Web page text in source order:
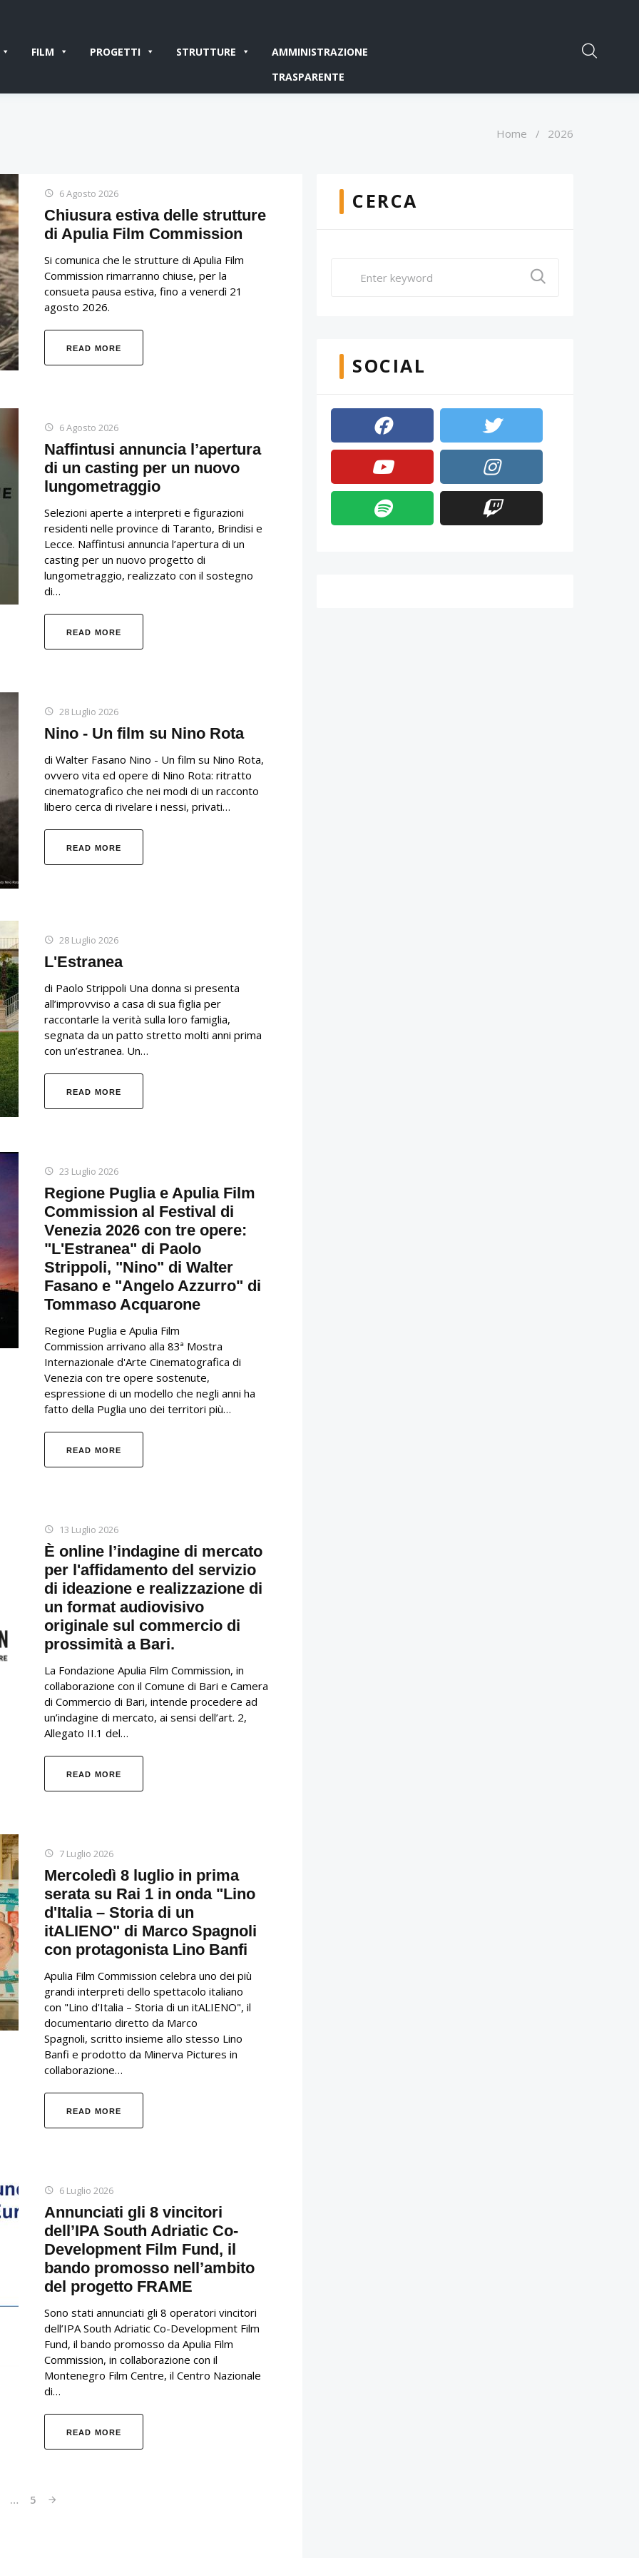
FILM PROGETTI STRUTTURE
AMMINISTRAZIONE
TRASPARENTE
Home / 2026
6 Agosto 2026
Chiusura estiva delle strutture
di Apulia Film Commission
Si comunica che le strutture di Apulia Film
Commission rimarranno chiuse, per la
consueta pausa estiva, fino a venerdì 21
agosto 2026.
READ MORE
6 Agosto 2026
Naffintusi annuncia l’apertura
di un casting per un nuovo
lungometraggio
Selezioni aperte a interpreti e figurazioni
residenti nelle province di Taranto, Brindisi e
Lecce. Naffintusi annuncia l’apertura di un
casting per un nuovo progetto di
lungometraggio, realizzato con il sostegno
di…
READ MORE
28 Luglio 2026
Nino - Un film su Nino Rota
di Walter Fasano Nino - Un film su Nino Rota,
ovvero vita ed opere di Nino Rota: ritratto
cinematografico che nei modi di un racconto
libero cerca di rivelare i nessi, privati…
READ MORE
28 Luglio 2026
L'Estranea
di Paolo Strippoli Una donna si presenta
all’improvviso a casa di sua figlia per
raccontarle la verità sulla loro famiglia,
segnata da un patto stretto molti anni prima
con un’estranea. Un…
READ MORE
23 Luglio 2026
Regione Puglia e Apulia Film
Commission al Festival di
Venezia 2026 con tre opere:
"L'Estranea" di Paolo
Strippoli, "Nino" di Walter
Fasano e "Angelo Azzurro" di
Tommaso Acquarone
Regione Puglia e Apulia Film
Commission arrivano alla 83ª Mostra
Internazionale d'Arte Cinematografica di
Venezia con tre opere sostenute,
espressione di un modello che negli anni ha
fatto della Puglia uno dei territori più…
READ MORE
13 Luglio 2026
È online l’indagine di mercato
per l'affidamento del servizio
di ideazione e realizzazione di
un format audiovisivo
originale sul commercio di
prossimità a Bari.
La Fondazione Apulia Film Commission, in
collaborazione con il Comune di Bari e Camera
di Commercio di Bari, intende procedere ad
un’indagine di mercato, ai sensi dell’art. 2,
Allegato II.1 del…
READ MORE
7 Luglio 2026
Mercoledì 8 luglio in prima
serata su Rai 1 in onda "Lino
d'Italia – Storia di un
itALIENO" di Marco Spagnoli
con protagonista Lino Banfi
Apulia Film Commission celebra uno dei più
grandi interpreti dello spettacolo italiano
con "Lino d'Italia – Storia di un itALIENO", il
documentario diretto da Marco
Spagnoli, scritto insieme allo stesso Lino
Banfi e prodotto da Minerva Pictures in
collaborazione…
READ MORE
6 Luglio 2026
Annunciati gli 8 vincitori
dell’IPA South Adriatic Co-
Development Film Fund, il
bando promosso nell’ambito
del progetto FRAME
Sono stati annunciati gli 8 operatori vincitori
dell’IPA South Adriatic Co-Development Film
Fund, il bando promosso da Apulia Film
Commission, in collaborazione con il
Montenegro Film Centre, il Centro Nazionale
di…
READ MORE
… 5
CERCA
SOCIAL